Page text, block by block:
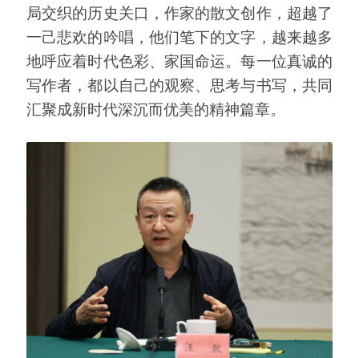
局交织的历史关口，作家的散文创作，超越了
一己悲欢的吟唱，他们笔下的文字，越来越多
地呼应着时代色彩、家国命运。每一位真诚的
写作者，都以自己的观察、思考与书写，共同
汇聚成新时代深沉而优美的精神篇章。